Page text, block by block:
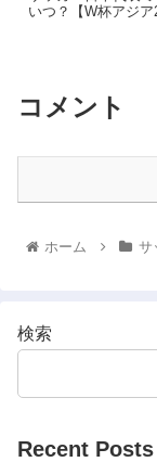
いつ？【W杯アジア
コメント
ホーム サ
検索
Recent Posts